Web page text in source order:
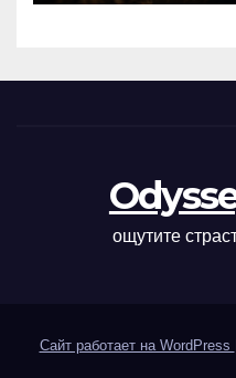
ощутите
Сайт работает на WordPress